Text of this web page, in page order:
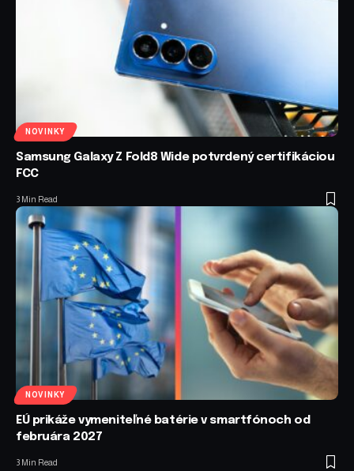
NOVINKY
Samsung Galaxy Z Fold8 Wide potvrdený certifikáciou
FCC
3 Min Read
NOVINKY
EÚ prikáže vymeniteľné batérie v smartfónoch od
februára 2027
3 Min Read